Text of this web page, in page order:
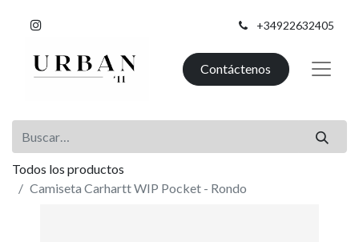
+34922632405
Contáctenos
Todos los productos
Camiseta Carhartt WIP Pocket - Rondo